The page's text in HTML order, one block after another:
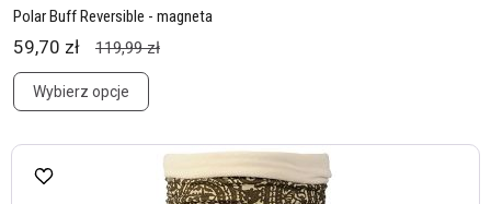
Polar Buff Reversible - magneta
59,70 zł 119,99 zł
Wybierz opcje